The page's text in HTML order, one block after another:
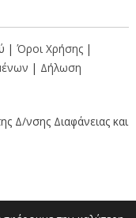
| Όροι Χρήσης |
| Δήλωση
Δ/νσης Διαφάνειας και